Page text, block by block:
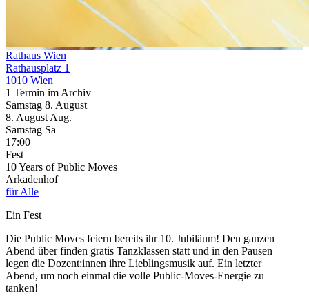
Rathaus Wien
Rathausplatz 1
1010 Wien
1 Termin im Archiv
Samstag 8. August
8. August Aug.
Samstag Sa
17:00
Fest
10 Years of Public Moves
Arkadenhof
für Alle
Ein Fest
Die Public Moves feiern bereits ihr 10. Jubiläum! Den ganzen
Abend über finden gratis Tanzklassen statt und in den Pausen
legen die Dozent:innen ihre Lieblingsmusik auf. Ein letzter
Abend, um noch einmal die volle Public-Moves-Energie zu
tanken!